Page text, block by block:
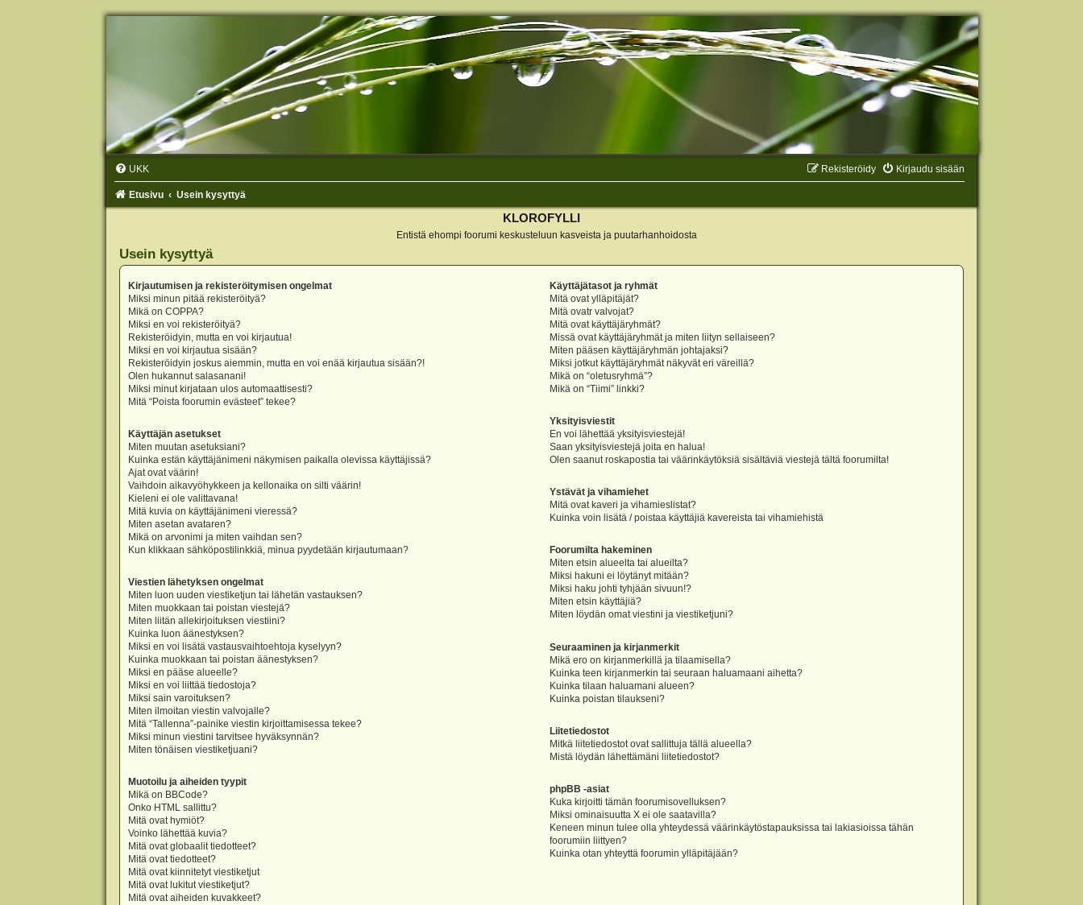
UKK Kirjaudu sisään
Rekisteröidy
Etusivu Usein kysyttyä
KLOROFYLLI
Entistä ehompi foorumi keskusteluun kasveista ja puutarhanhoidosta
Usein kysyttyä
Kirjautumisen ja rekisteröitymisen ongelmat
Miksi minun pitää rekisteröityä?
Mikä on COPPA?
Miksi en voi rekisteröityä?
Rekisteröidyin, mutta en voi kirjautua!
Miksi en voi kirjautua sisään?
Rekisteröidyin joskus aiemmin, mutta en voi enää kirjautua sisään?!
Olen hukannut salasanani!
Miksi minut kirjataan ulos automaattisesti?
Mitä “Poista foorumin evästeet” tekee?
Käyttäjän asetukset
Miten muutan asetuksiani?
Kuinka estän käyttäjänimeni näkymisen paikalla olevissa käyttäjissä?
Ajat ovat väärin!
Vaihdoin aikavyöhykkeen ja kellonaika on silti väärin!
Kieleni ei ole valittavana!
Mitä kuvia on käyttäjänimeni vieressä?
Miten asetan avataren?
Mikä on arvonimi ja miten vaihdan sen?
Kun klikkaan sähköpostilinkkiä, minua pyydetään kirjautumaan?
Viestien lähetyksen ongelmat
Miten luon uuden viestiketjun tai lähetän vastauksen?
Miten muokkaan tai poistan viestejä?
Miten liitän allekirjoituksen viestiini?
Kuinka luon äänestyksen?
Miksi en voi lisätä vastausvaihtoehtoja kyselyyn?
Kuinka muokkaan tai poistan äänestyksen?
Miksi en pääse alueelle?
Miksi en voi liittää tiedostoja?
Miksi sain varoituksen?
Miten ilmoitan viestin valvojalle?
Mitä “Tallenna”-painike viestin kirjoittamisessa tekee?
Miksi minun viestini tarvitsee hyväksynnän?
Miten tönäisen viestiketjuani?
Muotoilu ja aiheiden tyypit
Mikä on BBCode?
Onko HTML sallittu?
Mitä ovat hymiöt?
Voinko lähettää kuvia?
Mitä ovat globaalit tiedotteet?
Mitä ovat tiedotteet?
Mitä ovat kiinnitetyt viestiketjut
Mitä ovat lukitut viestiketjut?
Mitä ovat aiheiden kuvakkeet?
Käyttäjätasot ja ryhmät
Mitä ovat ylläpitäjät?
Mitä ovatr valvojat?
Mitä ovat käyttäjäryhmät?
Missä ovat käyttäjäryhmät ja miten liityn sellaiseen?
Miten pääsen käyttäjäryhmän johtajaksi?
Miksi jotkut käyttäjäryhmät näkyvät eri väreillä?
Mikä on “oletusryhmä”?
Mikä on “Tiimi” linkki?
Yksityisviestit
En voi lähettää yksityisviestejä!
Saan yksityisviestejä joita en halua!
Olen saanut roskapostia tai väärinkäytöksiä sisältäviä viestejä tältä foorumilta!
Ystävät ja vihamiehet
Mitä ovat kaveri ja vihamieslistat?
Kuinka voin lisätä / poistaa käyttäjiä kavereista tai vihamiehistä
Foorumilta hakeminen
Miten etsin alueelta tai alueilta?
Miksi hakuni ei löytänyt mitään?
Miksi haku johti tyhjään sivuun!?
Miten etsin käyttäjiä?
Miten löydän omat viestini ja viestiketjuni?
Seuraaminen ja kirjanmerkit
Mikä ero on kirjanmerkillä ja tilaamisella?
Kuinka teen kirjanmerkin tai seuraan haluamaani aihetta?
Kuinka tilaan haluamani alueen?
Kuinka poistan tilaukseni?
Liitetiedostot
Mitkä liitetiedostot ovat sallittuja tällä alueella?
Mistä löydän lähettämäni liitetiedostot?
phpBB -asiat
Kuka kirjoitti tämän foorumisovelluksen?
Miksi ominaisuutta X ei ole saatavilla?
Keneen minun tulee olla yhteydessä väärinkäytöstapauksissa tai lakiasioissa tähän
foorumiin liittyen?
Kuinka otan yhteyttä foorumin ylläpitäjään?